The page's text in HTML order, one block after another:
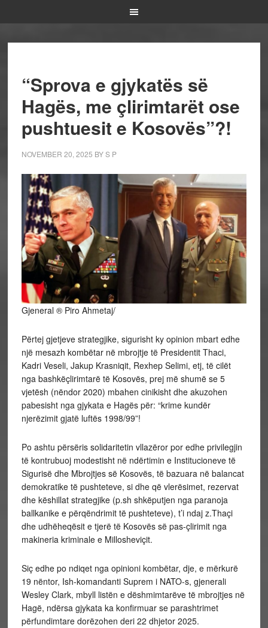
“Sprova e gjykatës së
Hagës, me çlirimtarët ose
pushtuesit e Kosovës”?!
NOVEMBER 20, 2025 BYS P
Gjeneral ® Piro Ahmetaj/
Përtej gjetjeve strategjike, sigurisht ky opinion mbart edhe
një mesazh kombëtar në mbrojtje të Presidentit Thaci,
Kadri Veseli, Jakup Krasniqit, Rexhep Selimi, etj, të cilët
nga bashkëçlirimtarë të Kosovës, prej më shumë se 5
vjetësh (nëndor 2020) mbahen cinikisht dhe akuzohen
pabesisht nga gjykata e Hagës për: “krime kundër
njerëzimit gjatë luftës 1998/99”!
Po ashtu përsëris solidaritetin vllazëror por edhe privilegjin
të kontrubuoj modestisht në ndërtimin e Institucioneve të
Sigurisë dhe Mbrojtjes së Kosovës, të bazuara në balancat
demokratike të pushteteve, si dhe që vlerësimet, rezervat
dhe këshillat strategjike (p.sh shkëputjen nga paranoja
ballkanike e përqëndrimit të pushteteve), t’i ndaj z.Thaçi
dhe udhëheqësit e tjerë të Kosovës së pas-çlirimit nga
makineria kriminale e Millosheviçit.
Siç edhe po ndiqet nga opinioni kombëtar, dje, e mërkurë
19 nëntor, Ish-komandanti Suprem i NATO-s, gjenerali
Wesley Clark, mbyll listën e dëshmimtarëve të mbrojtjes në
Hagë, ndërsa gjykata ka konfirmuar se parashtrimet
përfundimtare dorëzohen deri 22 dhjetor 2025.